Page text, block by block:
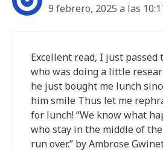
9 febrero, 2025 a las
Excellent read, I just
who was doing a little
he just bought me lunch
him smile Thus let me
for lunch! “We know what
who stay in the middle of
run over.” by Ambrose